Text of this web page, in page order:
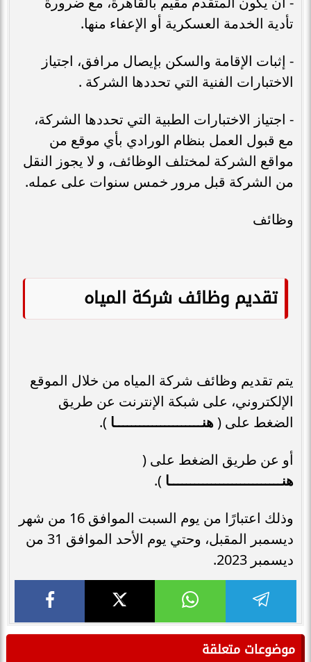
تأدية الخدمة العسكرية أو الإعفاء منها.
- إثبات الإقامة والسكن بإيصال مرافق، اجتياز
الاختبارات الفنية التي تحددها الشركة .
- اجتياز الاختبارات الطبية التي تحددها الشركة،
مع قبول العمل بنظام الورادي بأي موقع من
مواقع الشركة لمختلف الوظائف، و لا يجوز النقل
من الشركة قبل مرور خمس سنوات على عمله.
وظائف
تقديم وظائف شركة المياه
يتم تقديم وظائف شركة المياه من خلال الموقع
الإلكتروني، على شبكة الإنترنت عن طريق
الضغط على (هنـــــــــــــــــــــا ).
أو عن طريق الضغط على (
هنـــــــــــــــــــــــــــا ).
وذلك اعتبارًا من يوم السبت الموافق 16 من شهر
ديسمبر المقبل، وحتي يوم الأحد الموافق 31 من
ديسمبر 2023.
موضوعات متعلقة